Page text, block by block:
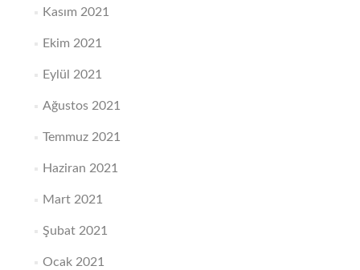
Kasım 2021
Ekim 2021
Eylül 2021
Ağustos 2021
Temmuz 2021
Haziran 2021
Mart 2021
Şubat 2021
Ocak 2021